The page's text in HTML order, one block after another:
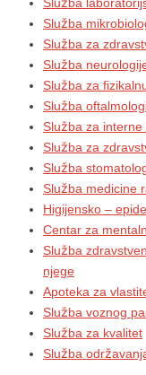
Služba
Služba za
Služba
Služba za
Služba
Služba za interne
Služba za
Služba
Služba medicine
Higijensko –
Centar za
Služba
njege
Apoteka za
Služba voznog
Služba za kvalitet
Služba